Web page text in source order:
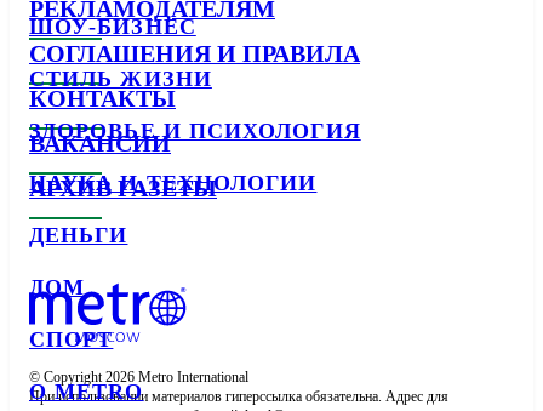
ШОУ-БИЗНЕС
СТИЛЬ ЖИЗНИ
ЗДОРОВЬЕ И ПСИХОЛОГИЯ
НАУКА И ТЕХНОЛОГИИ
ДЕНЬГИ
ДОМ
СПОРТ
О METRO
РЕКЛАМОДАТЕЛЯМ
СОГЛАШЕНИЯ И ПРАВИЛА
КОНТАКТЫ
ВАКАНСИИ
АРХИВ ГАЗЕТЫ
© Copyright 2026 Metro International
При использовании материалов гиперссылка обязательна. Адрес для